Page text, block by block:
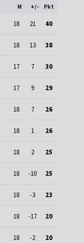
M +/- Pkt
18 21 40
18 13 38
17 7 30
17 9 29
18 7 26
18 1 26
18 2 25
18 -10 25
18 -3 23
18 -17 20
18 -2 20